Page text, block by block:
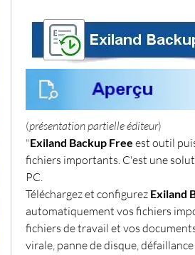
(présentation partielle éditeur)
"Exiland Backup Free est outil
fichiers importants. C'est une
PC.
Téléchargez et configurez Exiland
automatiquement vos fichiers
fichiers de travail et vos
virale, panne de disque,